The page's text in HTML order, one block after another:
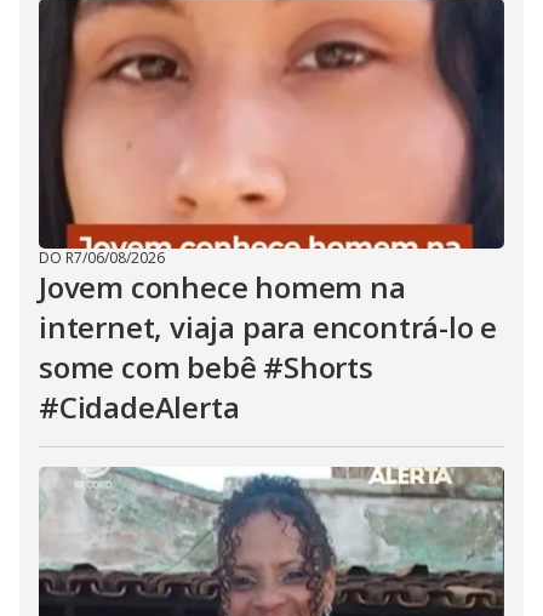
DO R7/06/08/2026
Jovem conhece homem na
internet, viaja para encontrá-lo e
some com bebê #Shorts
#CidadeAlerta